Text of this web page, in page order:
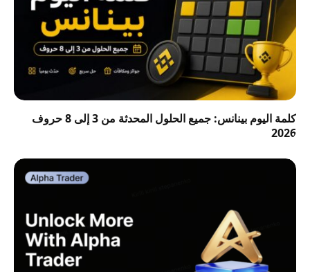
كلمة اليوم بينانس: جميع الحلول المحدثة من 3 إلى 8 حروف
2026